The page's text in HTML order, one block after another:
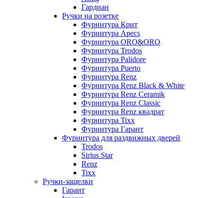
Гардиан
Ручки на розетке
Фурнитура Крит
Фурнитура Apecs
Фурнитура ORO&ORO
Фурнитура Trodos
Фурнитура Palidore
Фурнитура Puerto
Фурнитура Renz
Фурнитура Renz Black & White
Фурнитура Renz Ceramik
Фурнитура Renz Classic
Фурнитура Renz квадрат
Фурнитура Tixx
Фурнитура Гарант
Фурнитура для раздвижных дверей
Trodos
Sirius Star
Renz
Tixx
Ручки-защелки
Гарант